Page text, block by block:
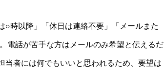
○時以降」「休日は連絡不要」「メールまた
電話が苦手な方はメールのみ希望と伝えるだ
当者には何でもいいと思われるため、要望は